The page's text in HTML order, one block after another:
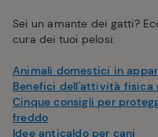
Sei un amante dei gatti?
cura dei tuoi pelosi:
Animali domestici in
Benefici dell'attività fisica
Cinque consigli per
freddo
Idee anticaldo per cani